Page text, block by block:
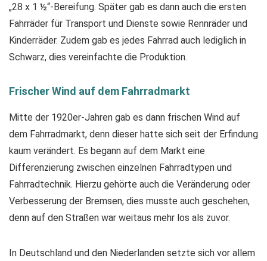
„28 x 1 ½“-Bereifung. Später gab es dann auch die ersten
Fahrräder für Transport und Dienste sowie Rennräder und
Kinderräder. Zudem gab es jedes Fahrrad auch lediglich in
Schwarz, dies vereinfachte die Produktion.
Frischer Wind auf dem Fahrradmarkt
Mitte der 1920er-Jahren gab es dann frischen Wind auf
dem Fahrradmarkt, denn dieser hatte sich seit der Erfindung
kaum verändert. Es begann auf dem Markt eine
Differenzierung zwischen einzelnen Fahrradtypen und
Fahrradtechnik. Hierzu gehörte auch die Veränderung oder
Verbesserung der Bremsen, dies musste auch geschehen,
denn auf den Straßen war weitaus mehr los als zuvor.
In Deutschland und den Niederlanden setzte sich vor allem